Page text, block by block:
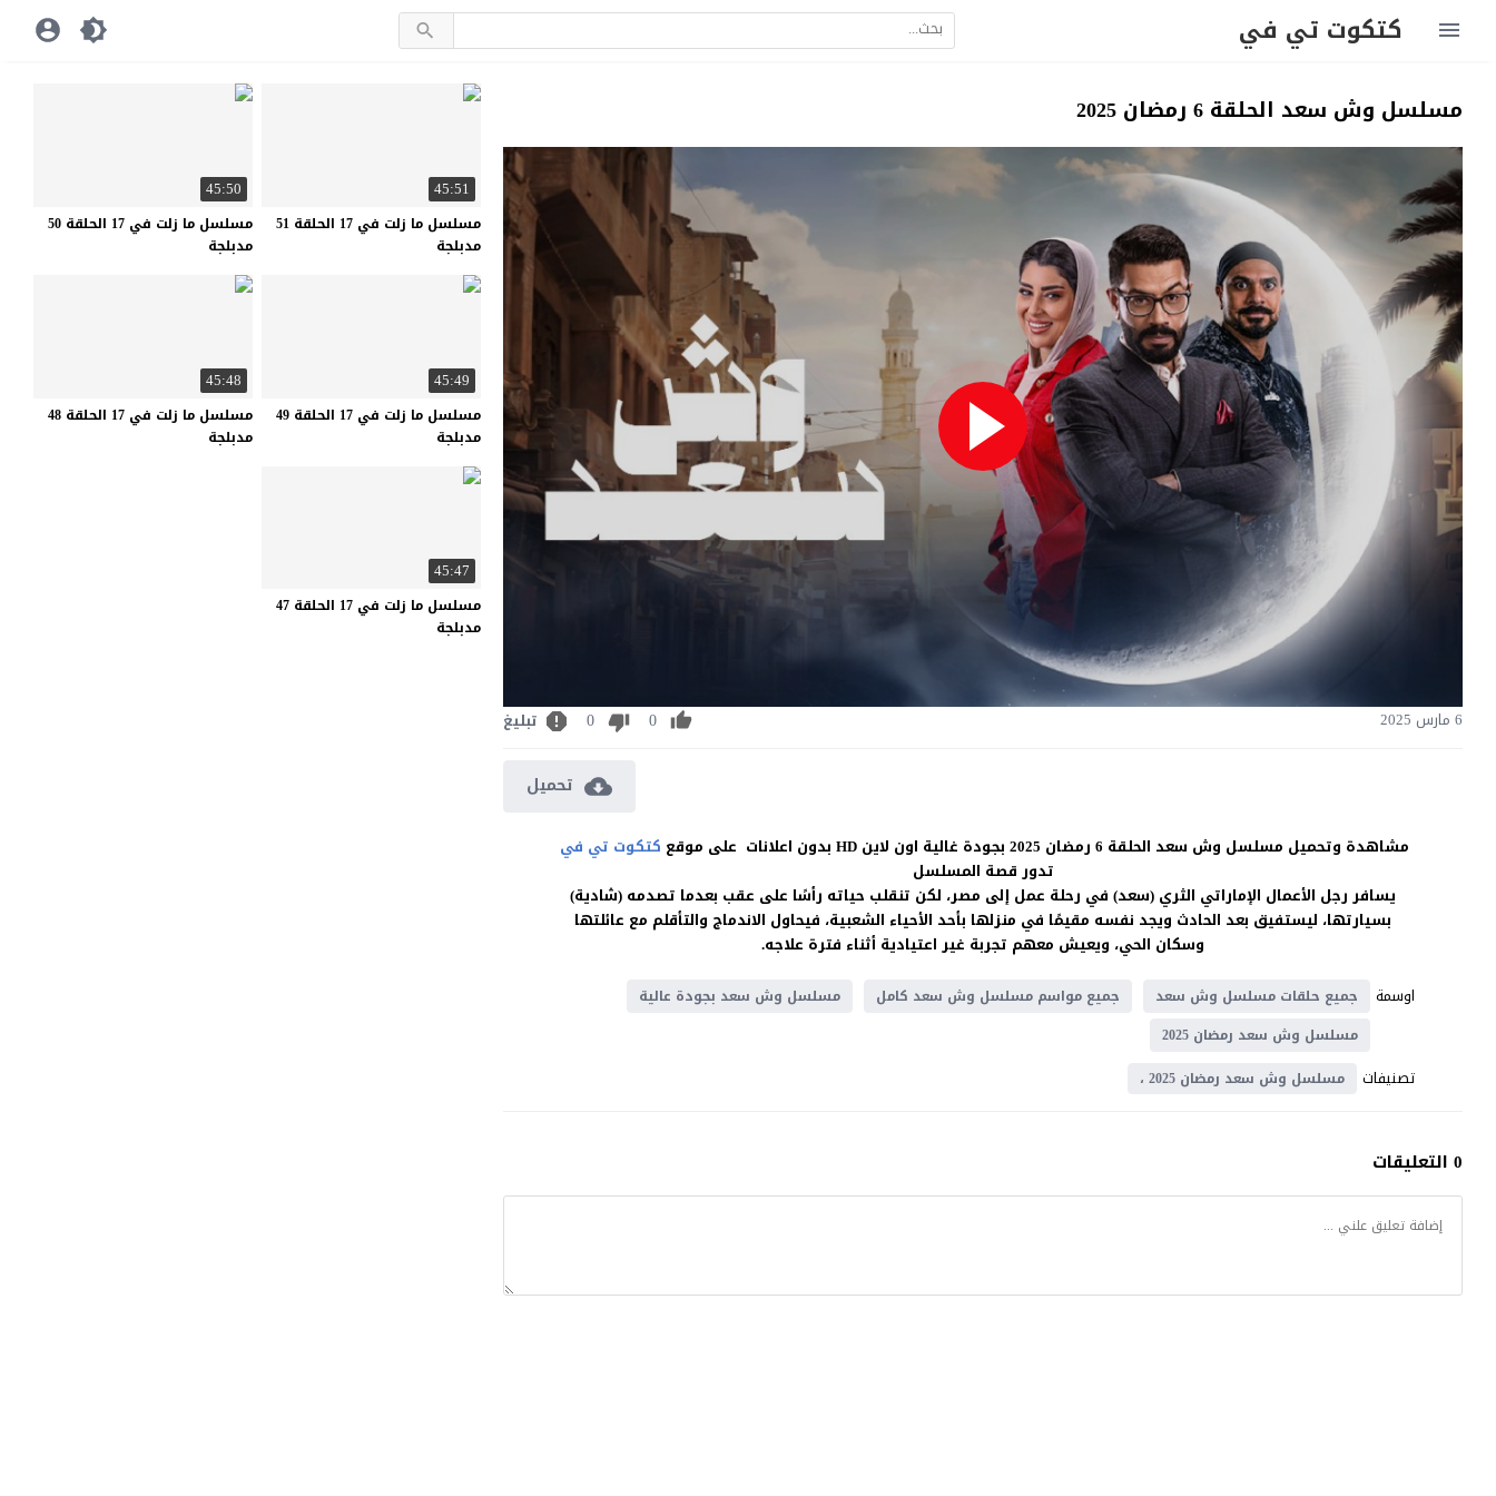
كتكوت تي في
مسلسل وش سعد الحلقة 6 رمضان 2025
6 مارس 2025 0
0 تبليغ
تحميل
مشاهدة وتحميل مسلسل وش سعد الحلقة 6 رمضان 2025 بجودة غالية اون لاين HD بدون اعلانات على موقع
كتكوت تي في
تدور قصة المسلسل
يسافر رجل الأعمال الإماراتي الثري (سعد) في رحلة عمل إلى مصر، لكن تنقلب حياته رأسًا على عقب بعدما تصدمه (شادية)
بسيارتها، ليستفيق بعد الحادث ويجد نفسه مقيمًا في منزلها بأحد الأحياء الشعبية، فيحاول الاندماج والتأقلم مع عائلتها
وسكان الحي، ويعيش معهم تجربة غير اعتيادية أثناء فترة علاجه.
اوسمة
جميع حلقات مسلسل وش سعد جميع مواسم مسلسل وش سعد كامل
مسلسل وش سعد بجودة عالية
مسلسل وش سعد رمضان 2025
تصنيفات مسلسل وش سعد رمضان 2025 ،
0 التعليقات
45:51
مسلسل ما زلت في 17 الحلقة 51
مدبلجة
45:50
مسلسل ما زلت في 17 الحلقة 50
مدبلجة
45:49
مسلسل ما زلت في 17 الحلقة 49
مدبلجة
45:48
مسلسل ما زلت في 17 الحلقة 48
مدبلجة
45:47
مسلسل ما زلت في 17 الحلقة 47
مدبلجة